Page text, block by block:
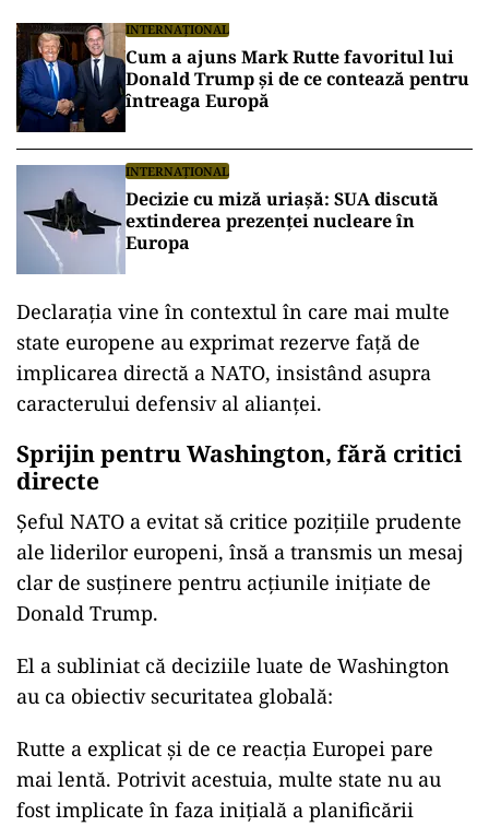
INTERNAȚIONAL
Cum a ajuns Mark Rutte favoritul lui
Donald Trump și de ce contează pentru
întreaga Europă
INTERNAȚIONAL
Decizie cu miză uriașă: SUA discută
extinderea prezenței nucleare în
Europa
Declarația vine în contextul în care mai multe
state europene au exprimat rezerve față de
implicarea directă a NATO, insistând asupra
caracterului defensiv al alianței.
Sprijin pentru Washington, fără critici
directe
Șeful NATO a evitat să critice pozițiile prudente
ale liderilor europeni, însă a transmis un mesaj
clar de susținere pentru acțiunile inițiate de
Donald Trump.
El a subliniat că deciziile luate de Washington
au ca obiectiv securitatea globală:
Rutte a explicat și de ce reacția Europei pare
mai lentă. Potrivit acestuia, multe state nu au
fost implicate în faza inițială a planificării